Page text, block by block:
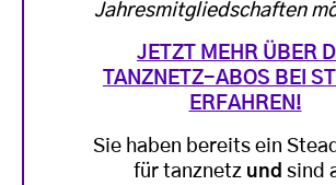
Jahresmitgliedschaften
JETZT MEHR ÜBER
TANZNETZ-ABOS BEI
ERFAHREN!
Sie haben bereits ein
für tanznetz und sind